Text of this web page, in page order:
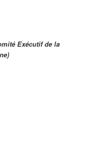
Exécutif de la